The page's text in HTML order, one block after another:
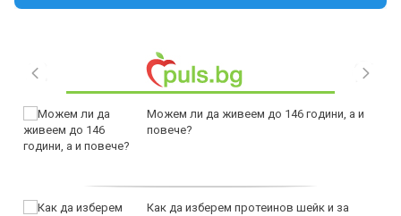
Можем ли да живеем до 146 години, а и
повече?
Как да изберем протеинов шейк и за